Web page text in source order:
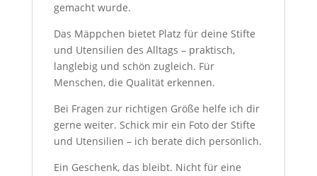
gemacht wurde.
Das Mäppchen bietet Platz für deine Stifte
und Utensilien des Alltags – praktisch,
langlebig und schön zugleich. Für
Menschen, die Qualität erkennen.
Bei Fragen zur richtigen Größe helfe ich dir
gerne weiter. Schick mir ein Foto der Stifte
und Utensilien – ich berate dich persönlich.
Ein Geschenk, das bleibt. Nicht für eine